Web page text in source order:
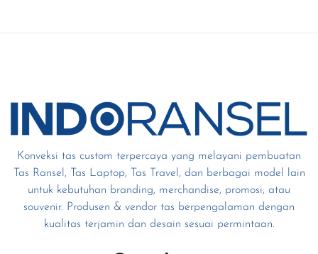
Konveksi tas custom terpercaya yang melayani pembuatan
Tas Ransel, Tas Laptop, Tas Travel, dan berbagai model lain
untuk kebutuhan branding, merchandise, promosi, atau
souvenir. Produsen & vendor tas berpengalaman dengan
kualitas terjamin dan desain sesuai permintaan.